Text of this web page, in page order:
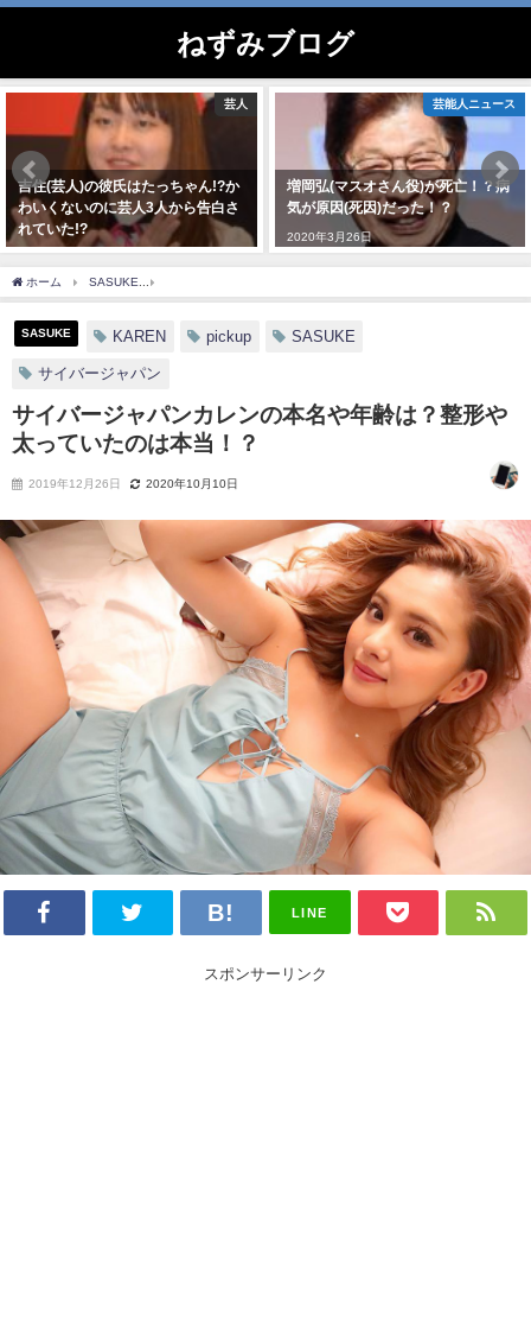
ねずみブログ
芸人
吉住(芸人)の彼氏はたっちゃん!?か
わいくないのに芸人3人から告白さ
れていた!?
芸能人ニュース
増岡弘(マスオさん役)が死亡！？病
気が原因(死因)だった！？
2020年3月26日
ホーム SASUKE
SASUKE KAREN pickup SASUKE
サイバージャパン
サイバージャパンカレンの本名や年齢は？整形や
太っていたのは本当！？
2019年12月26日 2020年10月10日
LINE
スポンサーリンク